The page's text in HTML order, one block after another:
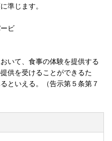
準じます。
ビ
いて、食事の体験を提供する
供を受けることができるた
といえる。（告示第５条第７